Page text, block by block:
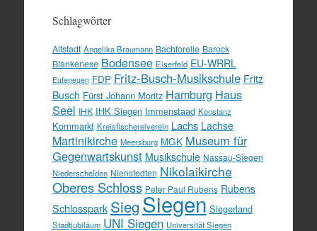
Schlagwörter
Altstadt Angelika Braumann Bachforelle Barock
Blankenese Bodensee Eiserfeld EU-WRRL
Euteneuen FDP Fritz-Busch-Musikschule Fritz
Busch Fürst Johann Moritz Hamburg Haus
Seel IHK IHK Siegen Immenstaad Konstanz
Kornmarkt Kreisfischereiverein Lachs Lachse
Martinikirche Meersburg MGK Museum für
Gegenwartskunst Musikschule Nassau-Siegen
Niederschelden Nienstedten Nikolaikirche
Oberes Schloss Peter Paul Rubens Rubens
Schlosspark SiegSiegen Siegerland
Stadtjubiläum UNI Siegen Universität Siegen